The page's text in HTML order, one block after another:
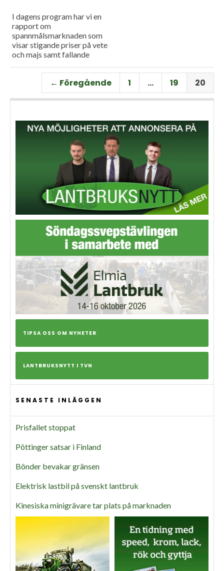
I dagens program har vi en
rapport om
spannmålsmarknaden som
visar stigande priser på vete
och majs samt fallande
premiär för vårt
måndagsprogram med en
längre intervju med Erik
Stjerndahl vd för HIR Skåne,
fältdagar.
← Föregående 1 … 19 20
TIPSA OSS OM NYHETER
LANTBRUKSNYTT I TVN
SENASTE INLÄGGEN
Prisfallet stoppat
Pöttinger satsar i Finland
Bönder bevakar gränsen
Elektrisk lastbil på svenskt lantbruk
Kinesiska minigrävare tar plats på marknaden